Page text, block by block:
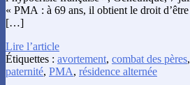
« PMA : à 69 ans, il obtient le droit
[…]
Lire l’article
Étiquettes : avortement, combat des pères,
paternité, PMA, résidence alternée